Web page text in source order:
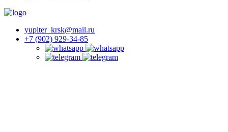
yupiter_krsk@mail.ru
+7 (902) 929-34-85